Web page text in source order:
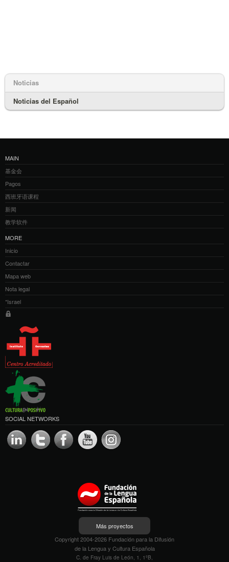
Noticias
Noticias del Español
MAIN
基金会
Pagos
西班牙语课程
新闻
教学软件
MORE
Inicio
Contactar
Mapa web
Nota legal
*Israel
SOCIAL NETWORKS
Más proyectos
Copyright 2004-2026 Fundación para la Difusión
de la Lengua y Cultura Española
C. de Fray Luis de León, 1, 1ºB,